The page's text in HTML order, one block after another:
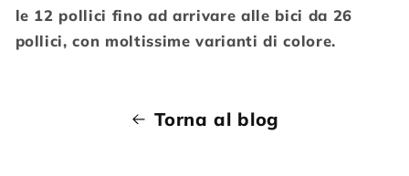
le 12 pollici fino ad arrivare alle bici da 26
pollici, con moltissime varianti di colore.
Torna al blog